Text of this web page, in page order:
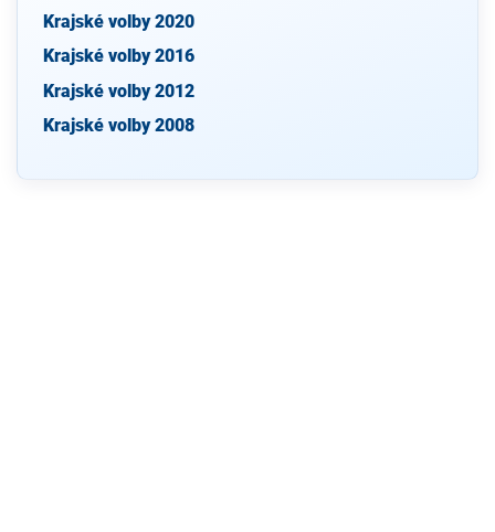
Krajské volby 2020
Krajské volby 2016
Krajské volby 2012
Krajské volby 2008